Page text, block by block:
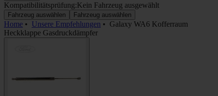
Kompatibilitätsprüfung:Kein Fahrzeug ausgewählt
Fahrzeug auswählen Fahrzeug auswählen
Home • Unsere Empfehlungen • Galaxy WA6 Kofferraum
Heckklappe Gasdruckdämpfer